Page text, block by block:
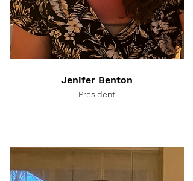
Jenifer Benton
President